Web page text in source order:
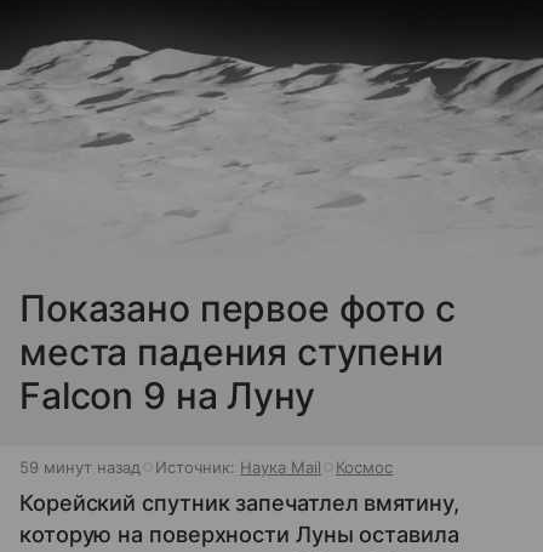
Показано первое фото с
места падения ступени
Falcon 9 на Луну
59 минут назад Источник: Наука Mail Космос
Корейский спутник запечатлел вмятину,
которую на поверхности Луны оставила